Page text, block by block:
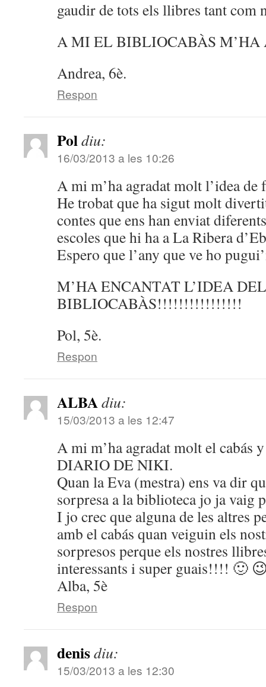
gaudir de tots els llibres tant com
A MI EL BIBLIOCABÀS
Andrea, 6è.
Respon
Poldiu:
16/03/2013 a les 10:26
A mi m’ha agradat molt l’idea de
He trobat que ha sigut molt
contes que ens han enviat
escoles que hi ha a La Ribera
Espero que l’any que ve ho
M’HA ENCANTAT L’IDEA DEL
BIBLIOCABÀS!!!!!!!!!!!!!!!!
Pol, 5è.
Respon
ALBAdiu:
15/03/2013 a les 12:47
A mi m’ha agradat molt el cabás
DIARIO DE NIKI.
Quan la Eva (mestra) ens va dir
sorpresa a la biblioteca jo ja vaig
I jo crec que alguna de les altres
amb el cabás quan veiguin els
sorpresos perque els nostres
interessants i super guais!!!! 🙂
Alba, 5è
Respon
denisdiu:
15/03/2013 a les 12:30